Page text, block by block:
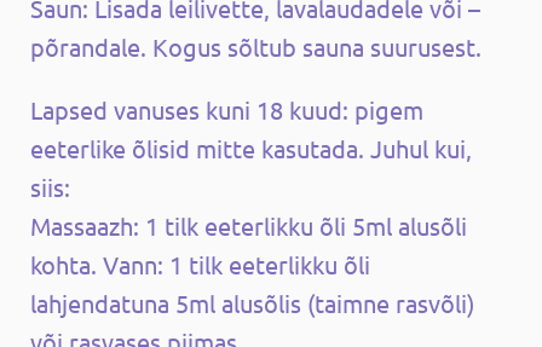
Saun: Lisada leilivette, lavalaudadele või –
põrandale. Kogus sõltub sauna suurusest.
Lapsed vanuses kuni 18 kuud: pigem
eeterlike õlisid mitte kasutada. Juhul kui,
siis:
Massaazh: 1 tilk eeterlikku õli 5ml alusõli
kohta. Vann: 1 tilk eeterlikku õli
lahjendatuna 5ml alusõlis (taimne rasvõli)